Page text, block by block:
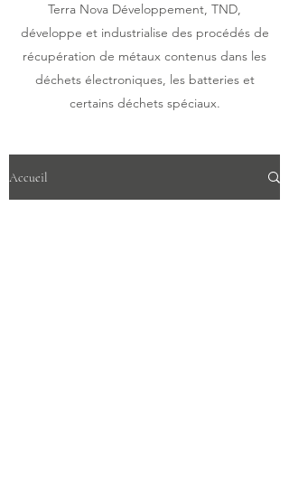
Accueil
Terra Nova Développement, TND,
développe et industrialise des procédés de
récupération de métaux contenus dans les
déchets électroniques, les batteries et
certains déchets spéciaux.